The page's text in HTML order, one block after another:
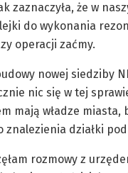
zaznaczyła, że w
do wykonania
operacji zaćmy.
nowej siedziby
nic się w tej
mają władze miasta,
znalezienia działki
rozmowy z